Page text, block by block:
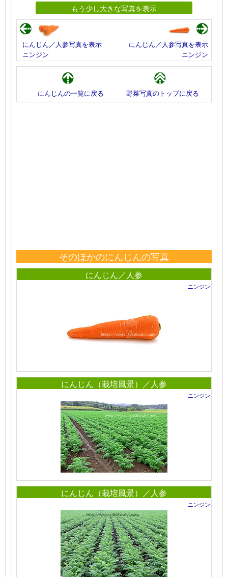
もう少し大きな写真を表示
にんじん／人参写真を表示
ニンジン
にんじん／人参写真を表示
ニンジン
にんじんの一覧に戻る 野菜写真のトップに戻る
そのほかのにんじんの写真
にんじん／人参
ニンジン
にんじん（栽培風景）／人参
ニンジン
にんじん（栽培風景）／人参
ニンジン